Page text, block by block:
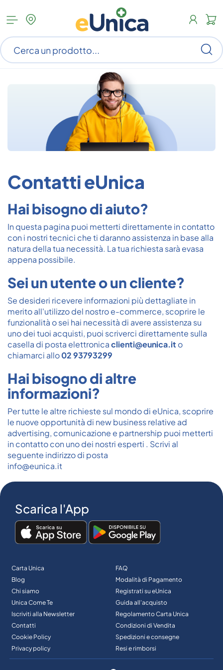
Apri
menu
categorie
Contatti eUnica
Hai bisogno di aiuto?
In questa pagina puoi metterti direttamente in contatto
con i nostri tecnici che ti daranno assistenza in base alla
natura della tua necessità. La tua richiesta sarà evasa
appena possibile.
Sei un utente o un cliente?
Se desideri ricevere informazioni più dettagliate in
merito all'utilizzo del nostro e-commerce, scoprire le
funzionalità o sei hai necessità di avere assistenza su
uno dei tuoi acquisti, puoi scriverci direttamente sulla
casella di posta elettronicaclienti@eunica.it o
chiamarci allo02 93793299
Hai bisogno di altre
informazioni?
Per tutte le altre richieste sul mondo di eUnica, scoprire
le nuove opportunità di new business relative ad
advertising, comunicazione e partnership puoi metterti
in contatto con uno dei nostri esperti . Scrivi al
seguente indirizzo di posta
info@eunica.it
Scarica l'App
Carta Unica
Blog
Chi siamo
Unica Come Te
Iscriviti alla Newsletter
Contatti
Cookie Policy
Privacy policy
FAQ
Modalità di Pagamento
Registrati su eUnica
Guida all’acquisto
Regolamento Carta Unica
Condizioni di Vendita
Spedizioni e consegne
Resi e rimborsi